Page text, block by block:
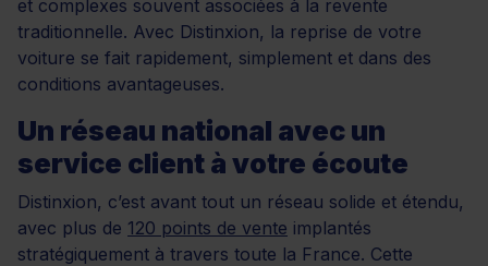
et complexes souvent associées à la revente
traditionnelle. Avec Distinxion, la reprise de votre
voiture se fait rapidement, simplement et dans des
conditions avantageuses.
Un réseau national avec un
service client à votre écoute
Distinxion, c’est avant tout un réseau solide et étendu,
avec plus de 120 points de vente implantés
stratégiquement à travers toute la France. Cette